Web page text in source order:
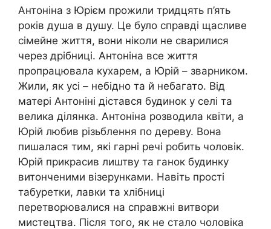
Антоніна з Юрієм прожили тридцять п’ять
років душа в душу. Це було справді щасливе
сімейне життя, вони ніколи не сварилися
через дрібниці. Антоніна все життя
пропрацювала кухарем, а Юрій – зварником.
Жили, як усі – небідно та й небагато. Від
матері Антоніні дістався будинок у селі та
велика ділянка. Антоніна розводила квіти, а
Юрій любив різьблення по дереву. Вона
пишалася тим, які гарні речі робить чоловік.
Юрій прикрасив лиштву та ганок будинку
витонченими візерунками. Навіть прості
табуретки, лавки та хлібниці
перетворювалися на справжні витвори
мистецтва. Після того, як не стало чоловіка